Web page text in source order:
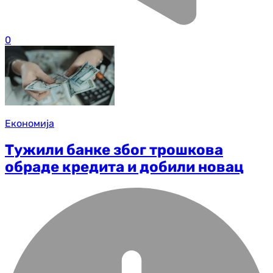
0
Економија
Тужили банке због трошкова
обраде кредита и добили новац